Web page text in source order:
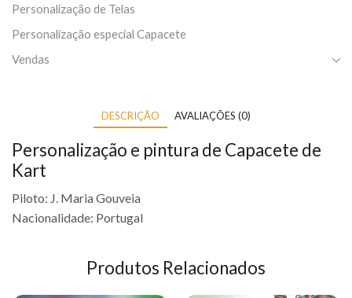
Personalização de Telas
Personalização especial Capacete
Vendas
DESCRIÇÃO AVALIAÇÕES (0)
Personalização e pintura de Capacete de
Kart
Piloto: J. Maria Gouveia
Nacionalidade: Portugal
Produtos Relacionados